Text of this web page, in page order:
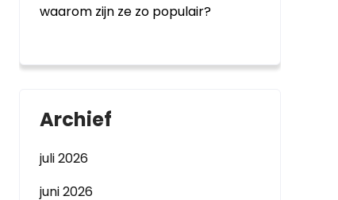
waarom zijn ze zo populair?
Archief
juli 2026
juni 2026